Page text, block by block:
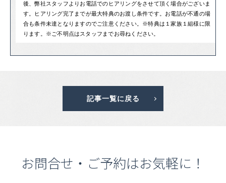
後、弊社スタッフよりお電話でのヒアリングをさせて頂く場合がございま
す。ヒアリング完了までが最大特典のお渡し条件です。お電話が不通の場
合も条件未達となりますのでご注意ください。※特典は１家族１組様に限
ります。※ご不明点はスタッフまでお尋ねください。
記事一覧に戻る
お問合せ・ご予約はお気軽に！